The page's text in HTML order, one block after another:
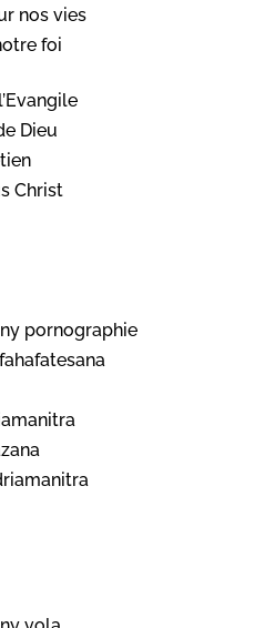
nos vies
foi
Dieu
Christ
pornographie